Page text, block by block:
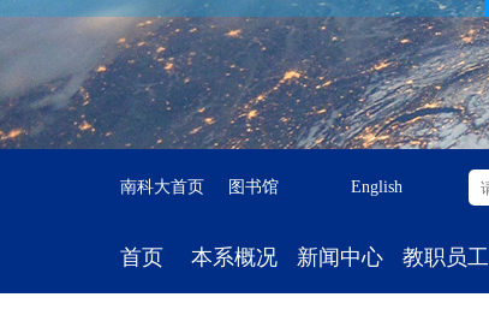
南科大首页 图书馆 English
首页 本系概况 新闻中心 教职员工